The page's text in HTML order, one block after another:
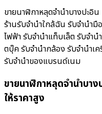
ขายนาฬิกาหลุดจำนำบางปะอิ
ร้านรับจํานําใกล้ฉัน รับจำนำมื
ไฟฟ้า รับจำนำแท็บเล็ต รับจำน
ตบุ๊ค รับจำนำกล้อง รับจำนำเ
รับจำนำของแบรนด์เนม
ขายนาฬิกาหลุดจำนำบา
ให้ราคาสูง